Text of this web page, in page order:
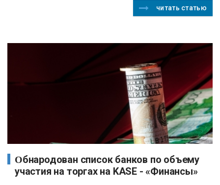
читать статью
Обнародован список банков по объему
участия на торгах на KASE - «Финансы»